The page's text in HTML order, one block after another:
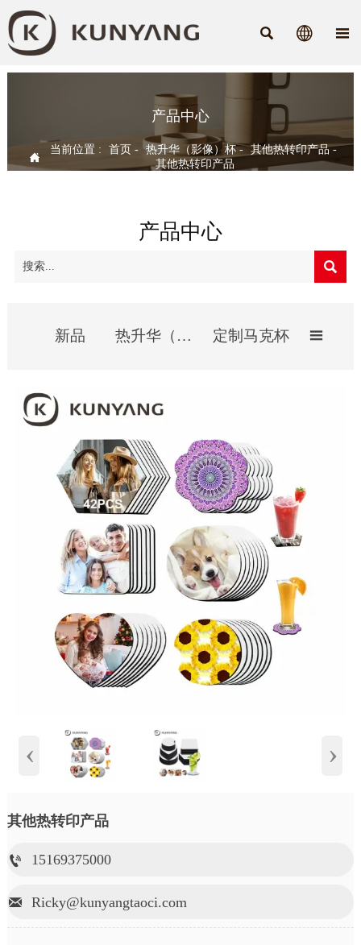
  
产品中心

当前位置 : 首页 - 热升华（影像）杯- 其他热转印产品-
其他热转印产品
产品中心

新品 热升华（影像）杯 定制马克杯 
‹ ›
其他热转印产品
 15169375000
 Ricky@kunyangtaoci.com